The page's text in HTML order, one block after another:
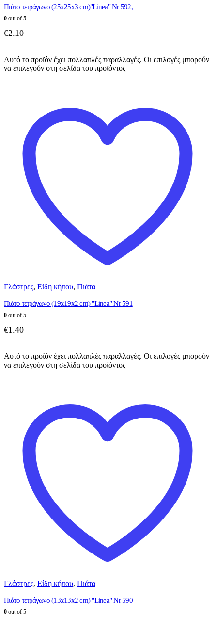
Πιάτο τετράγωνο (25x25x3 cm)"Linea" Nr 592,
0 out of 5
€2.10
Αυτό το προϊόν έχει πολλαπλές παραλλαγές. Οι επιλογές μπορούν
να επιλεγούν στη σελίδα του προϊόντος
Γλάστρες, Είδη κήπου, Πιάτα
Πιάτο τετράγωνο (19x19x2 cm) "Linea" Nr 591
0 out of 5
€1.40
Αυτό το προϊόν έχει πολλαπλές παραλλαγές. Οι επιλογές μπορούν
να επιλεγούν στη σελίδα του προϊόντος
Γλάστρες, Είδη κήπου, Πιάτα
Πιάτο τετράγωνο (13x13x2 cm) "Linea" Nr 590
0 out of 5